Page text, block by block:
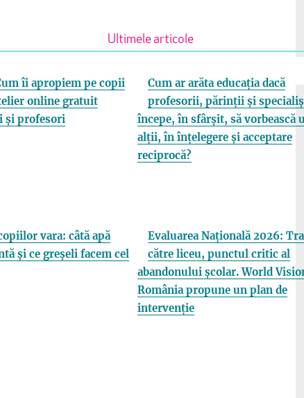
Ultimele articole
îi apropiem pe copii
online gratuit
și profesori
Cum ar arăta educația dacă
profesorii, părinții și
începe, în sfârșit, să vorbească
alții, în înțelegere și acceptare
reciprocă?
vara: câtă apă
și ce greșeli facem cel
Evaluarea Națională 2026:
către liceu, punctul critic al
abandonului școlar. World
România propune un plan de
intervenție